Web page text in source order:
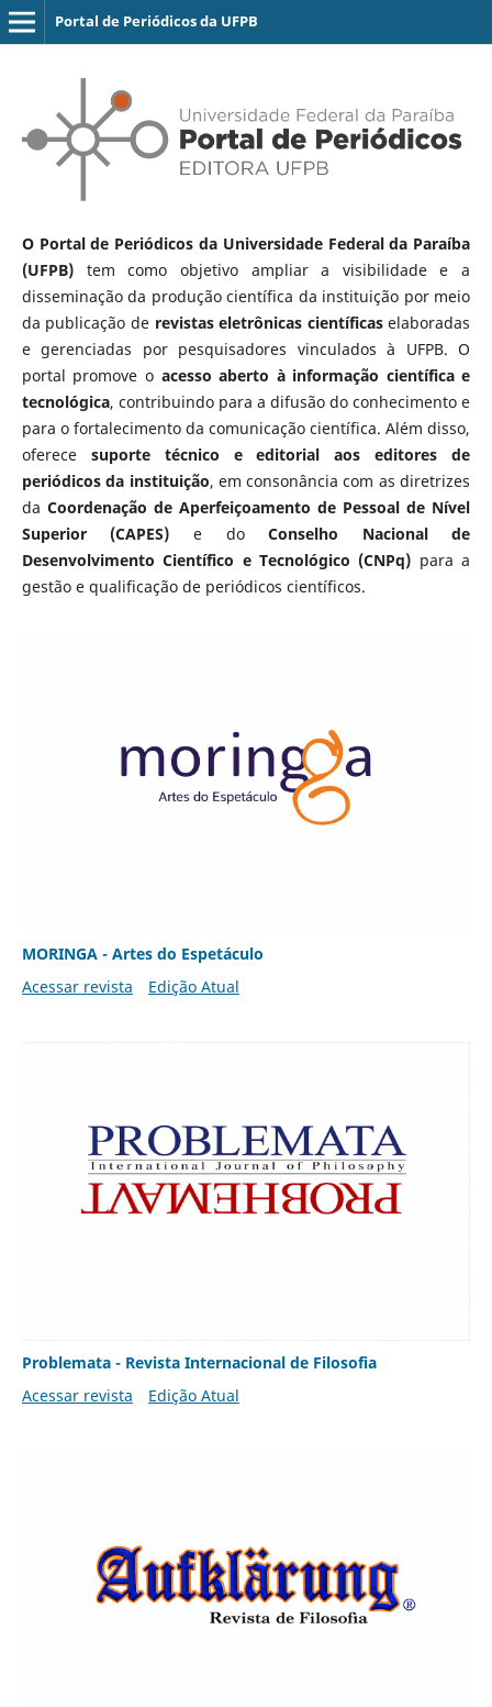
Portal de Periódicos da UFPB
O Portal de Periódicos da Universidade Federal da Paraíba
(UFPB)tem como objetivo ampliar a visibilidade e a
disseminação da produção científica da instituição por meio
da publicação de revistas eletrônicas científicaselaboradas
e gerenciadas por pesquisadores vinculados à UFPB. O
portal promove o acesso aberto à informação científica e
tecnológica, contribuindo para a difusão do conhecimento e
para o fortalecimento da comunicação científica. Além disso,
oferece suporte técnico e editorial aos editores de
periódicos da instituição, em consonância com as diretrizes
da Coordenação de Aperfeiçoamento de Pessoal de Nível
Superior (CAPES) e doConselho Nacional de
Desenvolvimento Científico e Tecnológico (CNPq) para a
gestão e qualificação de periódicos científicos.
MORINGA - Artes do Espetáculo
Acessar revista
Edição Atual
Problemata - Revista Internacional de Filosofia
Acessar revista
Edição Atual